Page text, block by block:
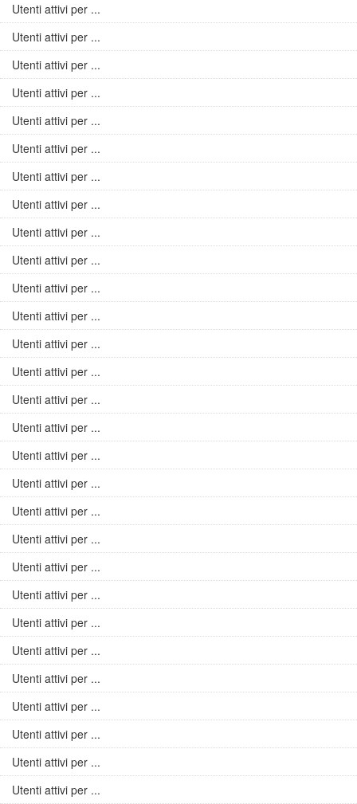
Utenti attivi per ...
Utenti attivi per ...
Utenti attivi per ...
Utenti attivi per ...
Utenti attivi per ...
Utenti attivi per ...
Utenti attivi per ...
Utenti attivi per ...
Utenti attivi per ...
Utenti attivi per ...
Utenti attivi per ...
Utenti attivi per ...
Utenti attivi per ...
Utenti attivi per ...
Utenti attivi per ...
Utenti attivi per ...
Utenti attivi per ...
Utenti attivi per ...
Utenti attivi per ...
Utenti attivi per ...
Utenti attivi per ...
Utenti attivi per ...
Utenti attivi per ...
Utenti attivi per ...
Utenti attivi per ...
Utenti attivi per ...
Utenti attivi per ...
Utenti attivi per ...
Utenti attivi per ...